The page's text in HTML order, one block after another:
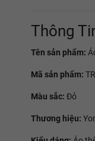
Thông
Tên sản phẩm:
Mã sản phẩm:
Màu sắc: Đỏ
Thương hiệu: